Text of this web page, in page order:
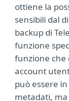
ottiene la
sensibili dal
backup di
funzione
funzione che
account
può essere
metadati,